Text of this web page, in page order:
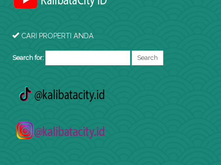
CARI PROPERTI ANDA
Search for: